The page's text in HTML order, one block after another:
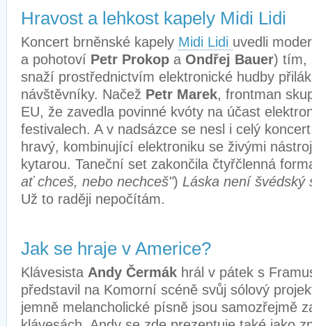
Hravost a lehkost kapely Midi Lidi
Koncert brněnské kapely Midi Lidi uvedli
a pohotoví Petr Prokop a Ondřej Bauer) tím,
snaží prostřednictvím elektronické hudby
návštěvníky. Načež Petr Marek, frontman
EU, že zavedla povinné kvóty na účast
festivalech. A v nadsázce se nesl i celý
hravý, kombinující elektroniku se živými
kytarou. Taneční set zakončila čtyřčlenná
ať chceš, nebo nechceš") Láska není švédský
Už to raději nepočítám.
Jak se hraje v Americe?
Klávesista Andy Čermák hrál v pátek s
představil na Komorní scéně svůj sólový
jemně melancholické písně jsou samozřejmě